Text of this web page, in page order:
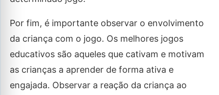
Por fim, é importante observar o envolvimento
da criança com o jogo. Os melhores jogos
educativos são aqueles que cativam e motivam
as crianças a aprender de forma ativa e
engajada. Observar a reação da criança ao